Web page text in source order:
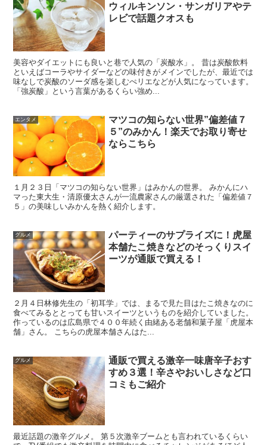
ウィルキンソン・サンガリアやテ
レビで話題クオスも
美容やダイエットにも良いと巷で人気の「炭酸水」。 昔は炭酸飲料
といえばコーラやサイダーなどの味付きがメインでしたが、最近では
味なしで炭酸のソーダ感を楽しむぺリエなどが人気になっています。
「強炭酸」という言葉があるくらい強め...
エンタメ
マツコの知らない世界”偏差値７
５”のみかん！楽天でお取り寄せ
ならこちら
１月２３日「マツコの知らない世界」はみかんの世界。 みかんにハ
マった東大生・清原優太さんが一流農家さんの厳選された「偏差値７
５」の美味しいみかんを熱く紹介します。
グルメ
パーティーのサプライズに！虎屋
本舗たこ焼きなどのそっくりスイ
ーツが通販で買える！
２月４日林修先生の「初耳学」では、まるで見た目はたこ焼きなのに
食べてみるととっても甘いスイーツというものを紹介していました。
作っているのは広島県で４００年続く由緒ある老舗和菓子屋「虎屋本
舗」さん。 こちらの虎屋本舗さんはた...
グルメ
通販で買える激辛一味唐辛子おす
すめ３選！辛さやおいしさなど口
コミもご紹介
最近話題の激辛グルメ。 第５次激辛ブームとも言われているくらい